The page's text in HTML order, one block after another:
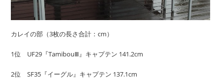
カレイの部（3枚の長さ合計：cm）
1位 UF29『TamibouⅢ』キャプテン 141.2cm
2位 SF35『イーグル』キャプテン 137.1cm